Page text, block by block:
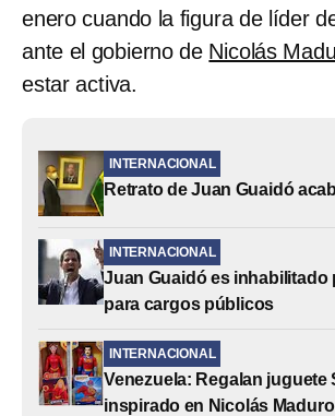
enero cuando la figura de líder
ante el gobierno de Nicolás
estar activa.
INTERNACIONAL
Retrato de Juan Guaidó
INTERNACIONAL
Juan Guaidó es inhabilitado
para cargos públicos
INTERNACIONAL
Venezuela: Regalan juguete
inspirado en Nicolás Maduro